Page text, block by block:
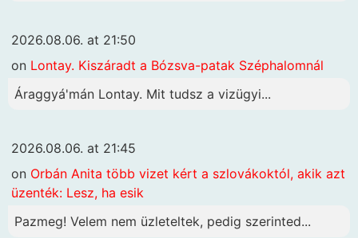
2026.08.06. at 21:50
on Lontay. Kiszáradt a Bózsva-patak Széphalomnál
Áraggyá'mán Lontay. Mit tudsz a vizügyi...
2026.08.06. at 21:45
on Orbán Anita több vizet kért a szlovákoktól, akik azt
üzenték: Lesz, ha esik
Pazmeg! Velem nem üzleteltek, pedig szerinted...